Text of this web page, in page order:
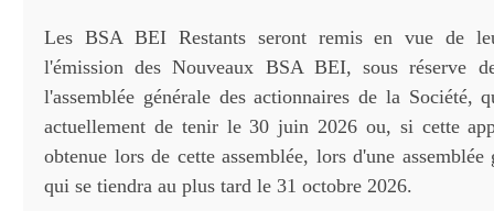
Les BSA BEI Restants seront remis en vue de
l'émission des Nouveaux BSA BEI, sous réserve
l'assemblée générale des actionnaires de la Société,
actuellement de tenir le 30 juin 2026 ou, si cette
obtenue lors de cette assemblée, lors d'une assemblée
qui se tiendra au plus tard le 31 octobre 2026.